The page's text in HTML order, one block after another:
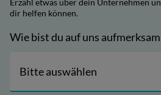
Erzähl etwas über dein Unternehmen
dir helfen können.
Wie bist du auf uns